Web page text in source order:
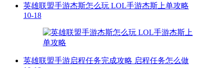
英雄联盟手游杰斯怎么玩 LOL手游杰斯上单攻略​
10-18
英雄联盟手游启程任务完成攻略 启程任务怎么做